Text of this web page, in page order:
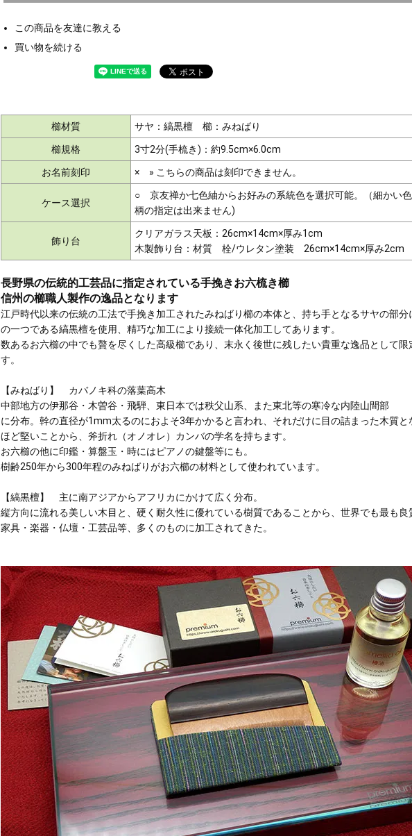
この商品を友達に教える
買い物を続ける
櫛材質 サヤ：縞黒檀 櫛：みねばり
櫛規格 3寸2分(手梳き)：約9.5cm×6.0cm
お名前刻印 × » こちらの商品は刻印できません。
ケース選択
○ 京友禅か七色紬からお好みの系統色を選択可能。（細かい色
柄の指定は出来ません)
飾り台
クリアガラス天板：26cm×14cm×厚み1cm
木製飾り台：材質 栓/ウレタン塗装 26cm×14cm×厚み2cm
長野県の伝統的工芸品に指定されている手挽きお六梳き櫛
信州の櫛職人製作の逸品となります
江戸時代以来の伝統の工法で手挽き加工されたみねばり櫛の本体と、持ち手となるサヤの部分
の一つである縞黒檀を使用、精巧な加工により接続一体化加工してあります。
数あるお六櫛の中でも贅を尽くした高級櫛であり、末永く後世に残したい貴重な逸品として限
す。
【みねばり】 カバノキ科の落葉高木
中部地方の伊那谷・木曽谷・飛騨、東日本では秩父山系、また東北等の寒冷な内陸山間部
に分布。幹の直径が1mm太るのにおよそ3年かかると言われ、それだけに目の詰まった木質と
ほど堅いことから、斧折れ（オノオレ）カンバの学名を持ちます。
お六櫛の他に印鑑・算盤玉・時にはピアノの鍵盤等にも。
樹齢250年から300年程のみねばりがお六櫛の材料として使われています。
【縞黒檀】 主に南アジアからアフリカにかけて広く分布。
縦方向に流れる美しい木目と、硬く耐久性に優れている樹質であることから、世界でも最も良
家具・楽器・仏壇・工芸品等、多くのものに加工されてきた。